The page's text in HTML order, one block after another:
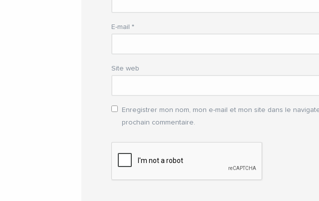
E-mail*
Site web
Enregistrer mon nom, mon e-mail et mon site dans le
prochain commentaire.